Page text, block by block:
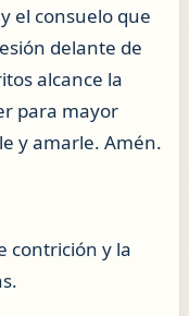
el consuelo que
delante de
alcance la
para mayor
y amarle. Amén.
contrición y la